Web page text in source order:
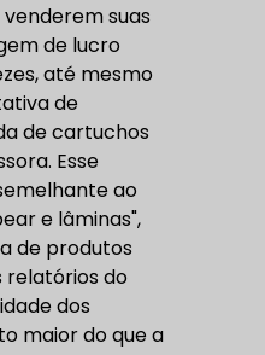
suas
de lucro
até mesmo
de
de cartuchos
Esse
ao
e lâminas",
de produtos
relatórios do
dos
maior do que a